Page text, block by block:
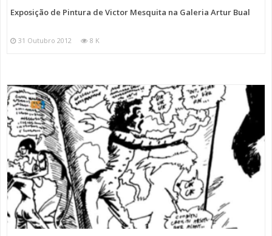
Exposição de Pintura de Victor Mesquita na Galeria Artur Bual
31 Outubro 2012 8 K